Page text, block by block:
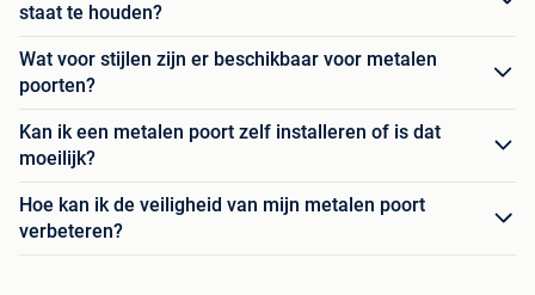
staat te houden?
Wat voor stijlen zijn er beschikbaar voor metalen
poorten?
Kan ik een metalen poort zelf installeren of is dat
moeilijk?
Hoe kan ik de veiligheid van mijn metalen poort
verbeteren?